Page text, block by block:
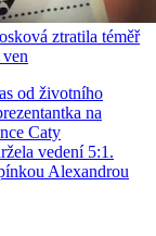
ztratila téměř
ven
od životního
na
Caty
vedení 5:1.
Alexandrou